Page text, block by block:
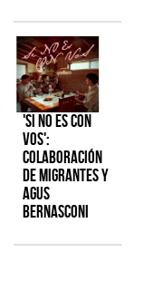
'Si No Es Con
Vos':
colaboración
de Migrantes y
Agus
Bernasconi